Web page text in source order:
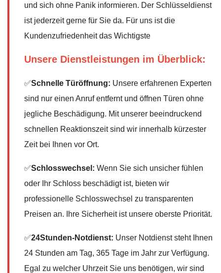
und sich ohne Panik informieren. Der Schlüsseldienst
ist jederzeit gerne für Sie da. Für uns ist die
Kundenzufriedenheit das Wichtigste
Unsere Dienstleistungen im Überblick:
✅Schnelle Türöffnung: Unsere erfahrenen Experten
sind nur einen Anruf entfernt und öffnen Türen ohne
jegliche Beschädigung. Mit unserer beeindruckend
schnellen Reaktionszeit sind wir innerhalb kürzester
Zeit bei Ihnen vor Ort.
✅Schlosswechsel: Wenn Sie sich unsicher fühlen
oder Ihr Schloss beschädigt ist, bieten wir
professionelle Schlosswechsel zu transparenten
Preisen an. Ihre Sicherheit ist unsere oberste Priorität.
✅24Stunden-Notdienst: Unser Notdienst steht Ihnen
24 Stunden am Tag, 365 Tage im Jahr zur Verfügung.
Egal zu welcher Uhrzeit Sie uns benötigen, wir sind